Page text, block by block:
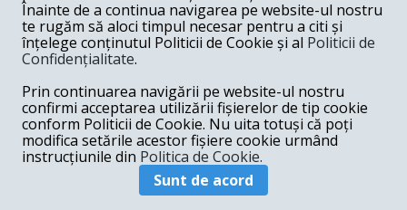
Melania Cincea
Noi puseuri de xenofobie din partea românilor
„neaoși”
Periodic, în spațiul public sunt voci care lansează
mesaje xenofobe la adresa câte unui politician care deranjează un
anumit grup politico-mediatic, într-un anumit moment.
ArmandGosu
Unirea cu Moldova: modele istorice
Unirea cu Moldova depinde de intensitatea
amenințării haosului și anarhiei de dincolo de Nistru.
Înainte de a continua navigarea pe website-ul nostru
te rugăm să aloci timpul necesar pentru a citi și
înțelege conținutul Politicii de Cookie și al Politicii de
Confidențialitate.
Prin continuarea navigării pe website-ul nostru
confirmi acceptarea utilizării fișierelor de tip cookie
conform Politicii de Cookie. Nu uita totuși că poți
modifica setările acestor fișiere cookie urmând
instrucțiunile din Politica de Cookie.
Sunt de acord